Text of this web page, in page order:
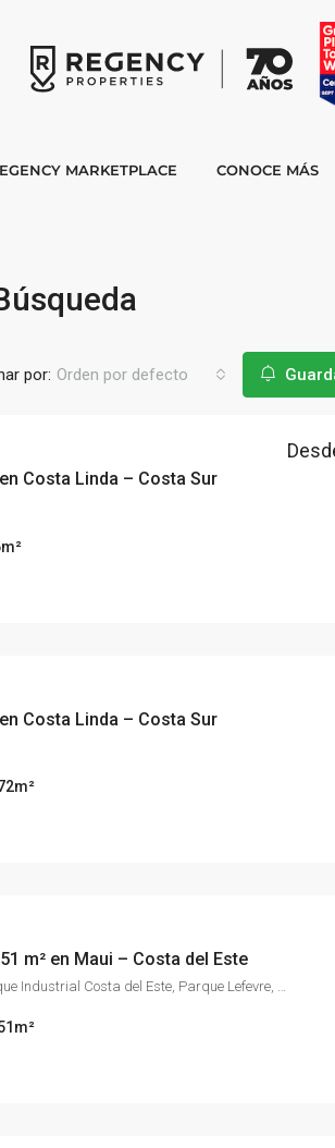
MARKETPLACE CONOCE MÁS
por: Orden por defecto
Costa Linda – Costa Sur
m²
Costa Linda – Costa Sur
m²
m² en Maui – Costa del Este
P.H. Maui, Calle 3, Parque Industrial Costa del Este, Parque Lefevre, Distrito de Panamá, Provincia de Panamá, 0816, Panamá
m²